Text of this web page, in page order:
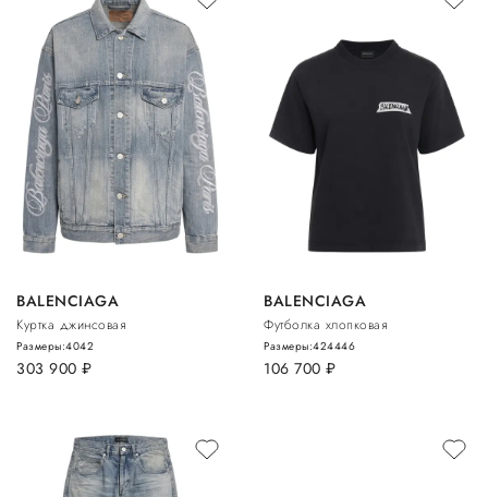
BALENCIAGA
Куртка джинсовая
303 900 руб.
Размеры:4042
BALENCIAGA
Футболка хлопковая
106 700 руб.
Размеры:424446